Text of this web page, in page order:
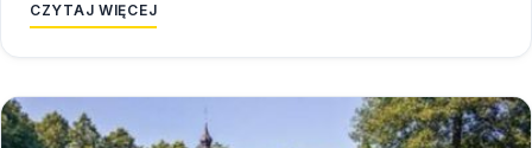
CZYTAJ WIĘCEJ